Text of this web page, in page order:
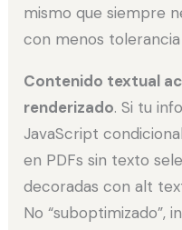
mismo que siempre
con menos tolerancia
Contenido textual
renderizado. Si tu
JavaScript
en PDFs sin texto
decoradas con alt
No “suboptimizado”,